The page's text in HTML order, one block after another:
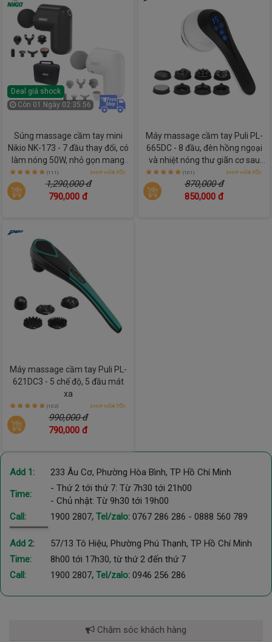
Deal giá shock
Còn 01 Ngày 02:35:54
Súng massage cầm tay mini
Nikio NK-173 - 7 đầu thay đổi, có
làm nóng 50W, nhỏ gọn mang
theo mọi lúc
(111) SHIP HỎA TỐC
1,290,000 đ
790,000 đ
Máy massage cầm tay Puli PL-
665DC - 8 đầu, đèn hồng ngoại
và nhiệt nóng thư giãn cơ sau
ngày dài
(101) SHIP HỎA TỐC
870,000 đ
850,000 đ
Máy massage cầm tay Puli PL-
621DC3 - 5 chế độ, 5 đầu mát
xa
(102) SHIP HỎA TỐC
990,000 đ
790,000 đ
Add 1: 233 Âu Cơ, Phường Hòa Bình, TP Hồ Chí Minh
Time:
- Thứ 2 tới thứ 7: Từ 7h30 tới 21h00
- Chủ nhật: Từ 9h30 tới 19h00
Call:
1900 2807, Tel/zalo: 0767 286 286 - 0888 560 789
Add 2:
57/13 Tô Hiệu, Phường Phú Thạnh, TP Hồ Chí Minh
Time:
8h00 tới 17h30, từ thứ 2 đến thứ 7
Call:
1900 2807, Tel/zalo: 0946 256 286
Chăm sóc khách hàng